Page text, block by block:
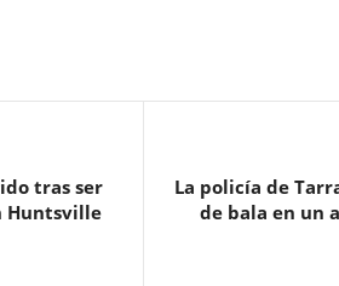
tras ser
Huntsville
La policía de
de bala en un